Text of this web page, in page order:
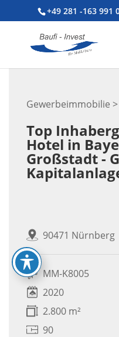
+49 281 -163 991
Gewerbeimmobilie
Top
Hotel in
Großstadt -
90471 Nürnberg
MM-K8005
2020
2.800 m²
90